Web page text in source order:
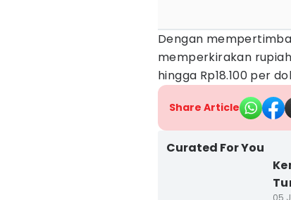
Dengan
memperkirakan
hingga Rp18.100 per
Share Article
Curated For You
05